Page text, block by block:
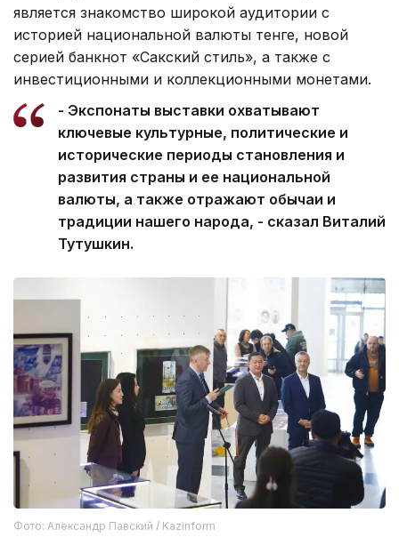
является знакомство широкой аудитории с
историей национальной валюты тенге, новой
серией банкнот «Сакский стиль», а также с
инвестиционными и коллекционными монетами.
- Экспонаты выставки охватывают
ключевые культурные, политические и
исторические периоды становления и
развития страны и ее национальной
валюты, а также отражают обычаи и
традиции нашего народа, - сказал Виталий
Тутушкин.
Фото: Александр Павский / Kazinform